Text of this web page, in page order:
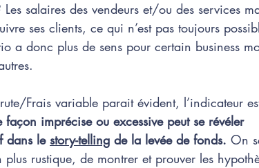
Les salaires des vendeurs et/ou des services
ses clients, ce qui n’est pas toujours
a donc plus de sens pour certain business
Frais variable parait évident, l’indicateur
façon imprécise ou excessive peut se révéler
dans le story-telling de la levée de fonds. On
rustique, de montrer et prouver les